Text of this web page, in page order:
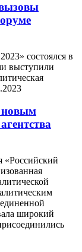
состоялся в
выступили
новым
«Российский
широкий